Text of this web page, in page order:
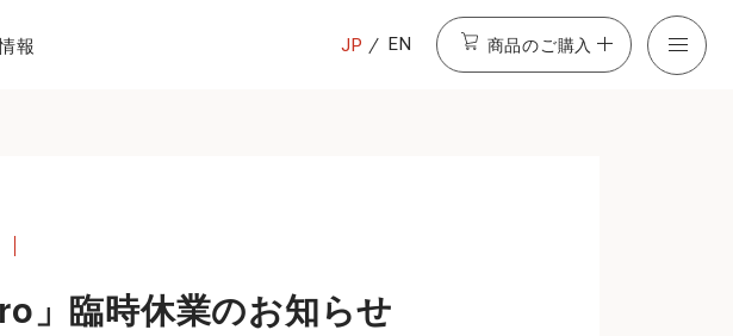
報 JP EN 商品のご購入
」臨時休業のお知らせ